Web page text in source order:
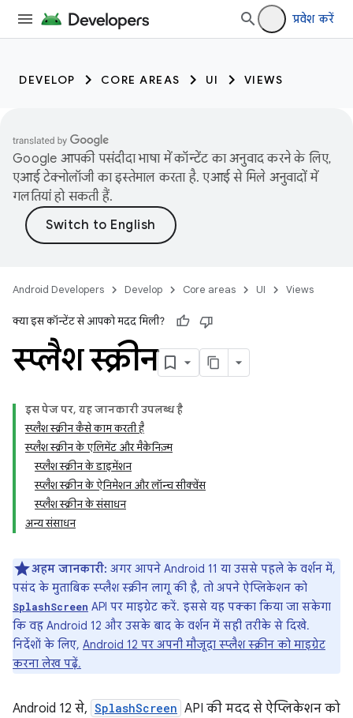
प्रवेश करें
DEVELOP CORE AREAS UI VIEWS
Google आपकी पसंदीदा भाषा में कॉन्टेंट का अनुवाद करने के लिए,
एआई टेक्नोलॉजी का इस्तेमाल करता है. एआई से मिले अनुवादों में
गलतियां हो सकती हैं.
Android Developers Develop Core areas UI Views
क्या इस कॉन्टेंट से आपको मदद मिली?
स्प्लैश स्क्रीन
इस पेज पर, यह जानकारी उपलब्ध है
स्प्लैश स्क्रीन कैसे काम करती है
स्प्लैश स्क्रीन के एलिमेंट और मैकेनिज़्म
स्प्लैश स्क्रीन के डाइमेंशन
स्प्लैश स्क्रीन के ऐनिमेशन और लॉन्च सीक्वेंस
स्प्लैश स्क्रीन के संसाधन
अन्य संसाधन
अहम जानकारी: अगर आपने Android 11 या उससे पहले के वर्शन में,
पसंद के मुताबिक स्प्लैश स्क्रीन लागू की है, तो अपने ऐप्लिकेशन को
SplashScreen API पर माइग्रेट करें. इससे यह पक्का किया जा सकेगा
कि वह Android 12 और उसके बाद के वर्शन में सही तरीके से दिखे.
निर्देशों के लिए, Android 12 पर अपनी मौजूदा स्प्लैश स्क्रीन को माइग्रेट
करना लेख पढ़ें.
Android 12 से, SplashScreen API की मदद से ऐप्लिकेशन को